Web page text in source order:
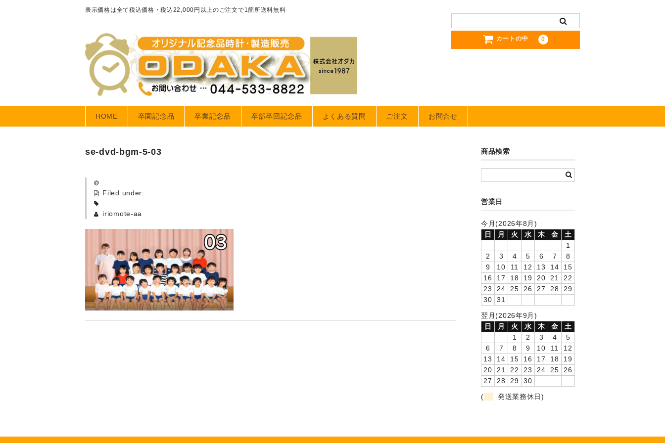
表示価格は全て税込価格・税込22,000円以上のご注文で1箇所送料無料
カートの中 0
HOME 卒園記念品 卒業記念品 卒部卒団記念品 よくある質問 ご注文 お問合せ
se-dvd-bgm-5-03
Filed under:
iriomote-aa
商品検索
営業日
今月(2026年8月)
日
月 火 水 木 金
土
1
2
3 4 5 6 7
8
9
10 11 12 13 14
15
16
17 18 19 20 21
22
23
24 25 26 27 28
29
30
31
翌月(2026年9月)
日
月 火 水 木 金
土
1
2 3 4
5
6
7 8 9 10 11
12
13
14 15 16 17 18
19
20
21 22 23 24 25
26
27
28 29
30
(
発送業務休日)